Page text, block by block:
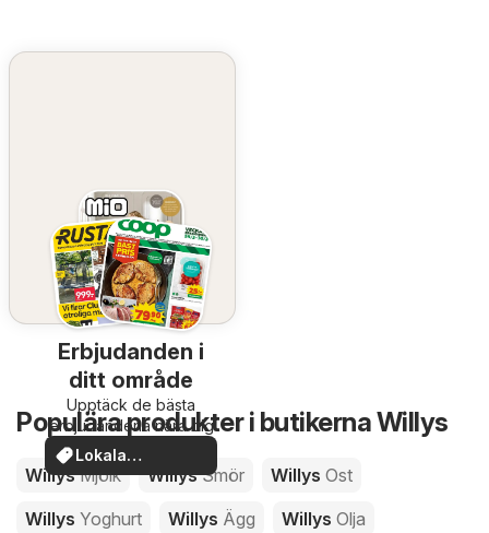
Erbjudanden i
ditt område
Upptäck de bästa
erbjudandena nära dig
Lokala
erbjudanden
Populära produkter i butikerna Willys
WillysMjölk WillysSmör Willys Ost
Willys Yoghurt Willys Ägg Willys Olja